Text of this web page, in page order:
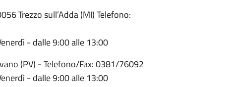
Trezzo sull’Adda (MI) Telefono:
- dalle 9:00 alle 13:00
(PV) - Telefono/Fax: 0381/76092
- dalle 9:00 alle 13:00